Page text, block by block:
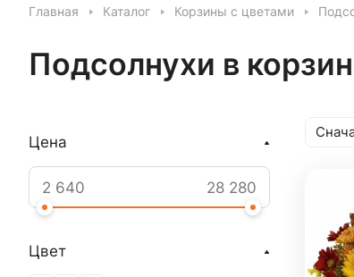
Главная Каталог Корзины с цветами
Подсолнухи в
Цена
Цвет